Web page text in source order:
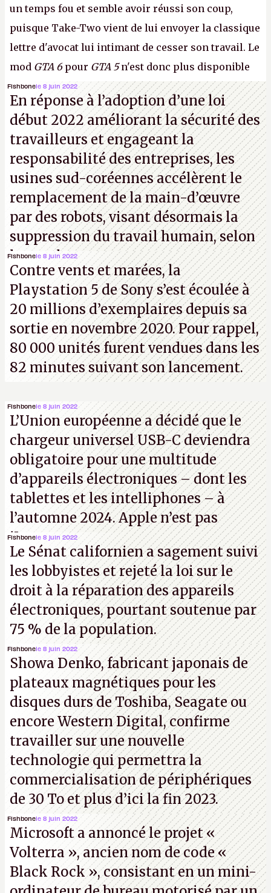
un temps fou et semble avoir réussi son coup,
puisque Take-Two vient de lui envoyer la classique
lettre d'avocat lui intimant de cesser son travail. Le
mod GTA 6pour GTA 5n'est donc plus disponible
au téléchargement. Vous pouvez encore en voir
quelques bribes surcette vidéo YouTube.A.
Fishbonele 8 juin 2022
En réponse à l’adoption d’une loi
début 2022 améliorant la sécurité des
travailleurs et engageant la
responsabilité des entreprises, les
usines sud-coréennes accélèrent le
remplacement de la main-d’œuvre
par des robots, visant désormais la
suppression du travail humain, selon
les analystes.
Fishbonele 8 juin 2022
Contre vents et marées, la
Playstation 5 de Sony s’est écoulée à
20 millions d’exemplaires depuis sa
sortie en novembre 2020. Pour rappel,
80 000 unités furent vendues dans les
82 minutes suivant son lancement.
Fishbonele 8 juin 2022
L’Union européenne a décidé que le
chargeur universel USB-C deviendra
obligatoire pour une multitude
d’appareils électroniques – dont les
tablettes et les intelliphones – à
l’automne 2024. Apple n’est pas
iJouasse.
Fishbonele 8 juin 2022
Le Sénat californien a sagement suivi
les lobbyistes et rejeté la loi sur le
droit à la réparation des appareils
électroniques, pourtant soutenue par
75 % de la population.
Fishbonele 8 juin 2022
Showa Denko, fabricant japonais de
plateaux magnétiques pour les
disques durs de Toshiba, Seagate ou
encore Western Digital, confirme
travailler sur une nouvelle
technologie qui permettra la
commercialisation de périphériques
de 30 To et plus d’ici la fin 2023.
Fishbonele 8 juin 2022
Microsoft a annoncé le projet «
Volterra », ancien nom de code «
Black Rock », consistant en un mini-